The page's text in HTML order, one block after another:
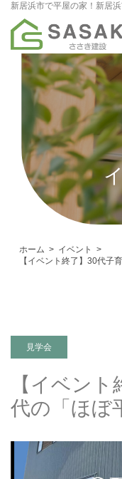
新居浜市で平屋の家！新居
ホーム
イベント
【イベント終了】30代子
見学会
【イベン
代の「ほぼ